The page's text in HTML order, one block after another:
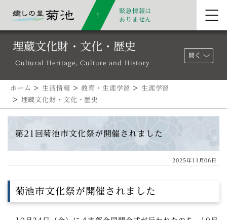
緊急情報は
ありません
埋蔵文化財・文化・歴史
Cultural Heritage, Culture and History
開く
ホーム >生活情報 >教育・生涯学習 > 生涯学習
> 埋蔵文化財・文化・歴史
第21回菊池市文化祭が開催されました
2025年11月06日
菊池市文化祭が開催されました